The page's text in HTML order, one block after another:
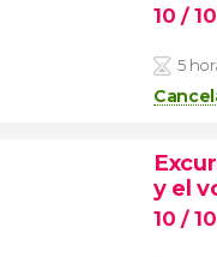
10 / 10
5
y el
10 / 10